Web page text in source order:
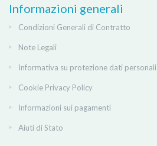
Informazioni generali
Condizioni Generali di Contratto
Note Legali
Informativa su protezione dati personali
Cookie Privacy Policy
Informazioni sui pagamenti
Aiuti di Stato